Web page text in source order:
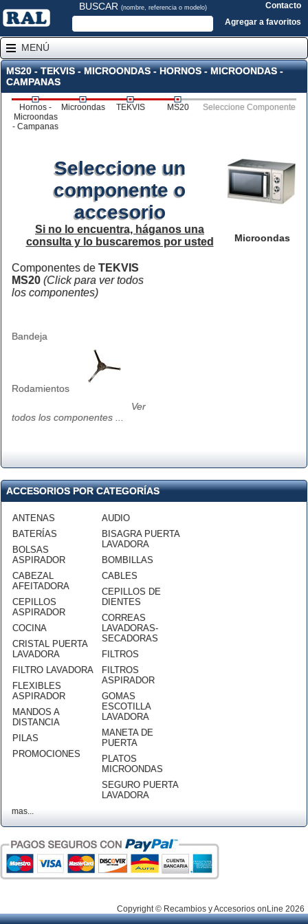
BUSCAR (nombre, referencia o modelo)
Contacto
Agregar a favoritos
MENÚ
MS20 - TEKVIS - MICROONDAS - HORNOS - MICROONDAS -
CAMPANAS
Hornos -
Microondas
- Campanas
Microondas TEKVIS MS20 Seleccione Componente
Microondas
Seleccione un
componente o
accesorio
Si no lo encuentra, háganos una
consulta y lo buscaremos por usted
Componentes de TEKVIS
MS20 (Click para ver todos
los componentes)
Bandeja
Rodamientos
Ver
todos los componentes ...
ACCESORIOS POR CATEGORÍAS
ANTENAS
BATERÍAS
BOLSAS
ASPIRADOR
CABEZAL
AFEITADORA
CEPILLOS
ASPIRADOR
COCINA
CRISTAL PUERTA
LAVADORA
FILTRO LAVADORA
FLEXIBLES
ASPIRADOR
MANDOS A
DISTANCIA
PILAS
PROMOCIONES
AUDIO
BISAGRA PUERTA
LAVADORA
BOMBILLAS
CABLES
CEPILLOS DE
DIENTES
CORREAS
LAVADORAS-
SECADORAS
FILTROS
FILTROS
ASPIRADOR
GOMAS
ESCOTILLA
LAVADORA
MANETA DE
PUERTA
PLATOS
MICROONDAS
SEGURO PUERTA
LAVADORA
mas...
Copyright © Recambios y Accesorios onLine 2026